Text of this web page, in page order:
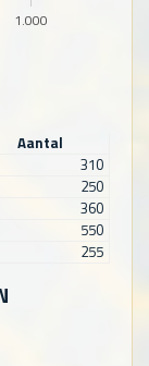
1.000
Aantal
310
250
360
550
255